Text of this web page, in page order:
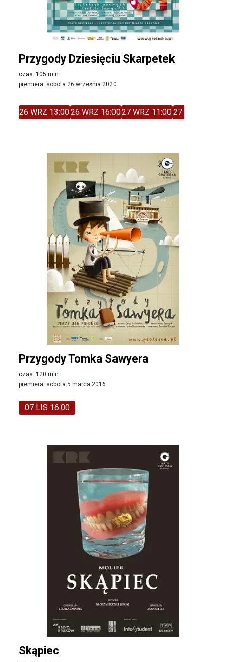
Przygody Dziesięciu Skarpetek
czas: 105 min.
premiera: sobota 26 września 2020
26 WRZ 13:0026 WRZ 16:0027 WRZ 11:0027 WRZ 14:00
Przygody Tomka Sawyera
czas: 120 min.
premiera: sobota 5 marca 2016
07 LIS 16:00
Skąpiec